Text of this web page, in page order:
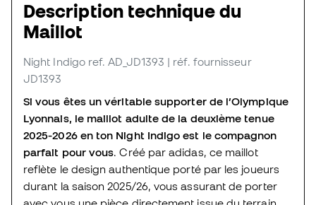
Description technique du
Maillot
Night Indigo ref. AD_JD1393 | réf. fournisseur
JD1393
Si vous êtes un véritable supporter de l’Olympique
Lyonnais, le maillot adulte de la deuxième tenue
2025-2026 en ton Night Indigo est le compagnon
parfait pour vous. Créé par adidas, ce maillot
reflète le design authentique porté par les joueurs
durant la saison 2025/26, vous assurant de porter